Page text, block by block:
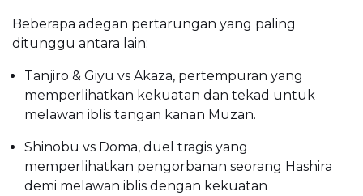
Beberapa adegan pertarungan yang paling
ditunggu antara lain:
Tanjiro & Giyu vs Akaza, pertempuran yang
memperlihatkan kekuatan dan tekad untuk
melawan iblis tangan kanan Muzan.
Shinobu vs Doma, duel tragis yang
memperlihatkan pengorbanan seorang Hashira
demi melawan iblis dengan kekuatan